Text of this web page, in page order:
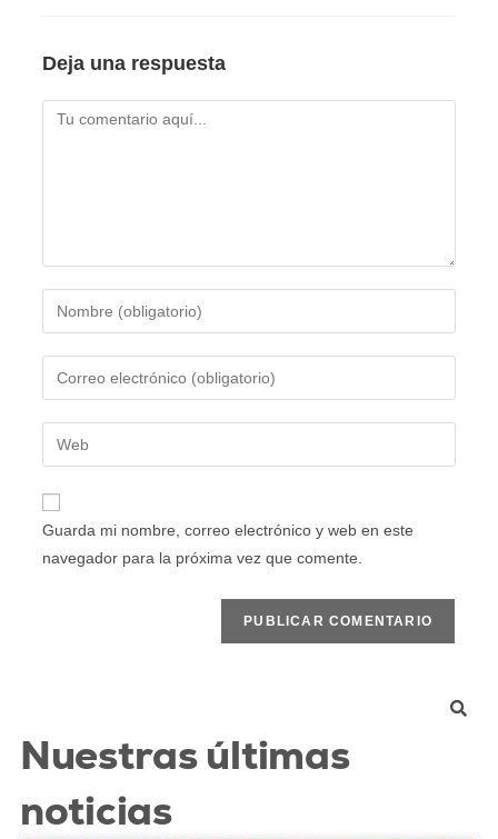
Deja una respuesta
Guarda mi nombre, correo electrónico y web en este
navegador para la próxima vez que comente.
Nuestras últimas
noticias